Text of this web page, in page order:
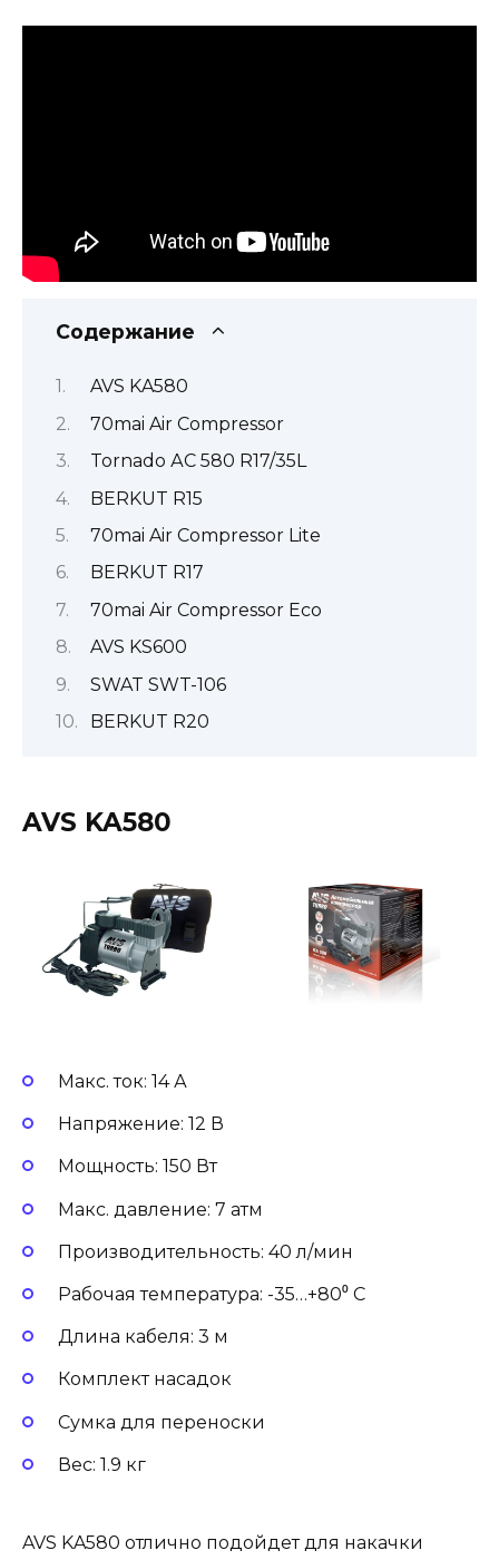
Содержание
AVS KA580
70mai Air Compressor
Tornado АС 580 R17/35L
BERKUT R15
70mai Air Compressor Lite
BERKUT R17
70mai Air Compressor Eco
AVS KS600
SWAT SWT-106
BERKUT R20
AVS KA580
Макс. ток: 14 А
Напряжение: 12 В
Мощность: 150 Вт
Макс. давление: 7 атм
Производительность: 40 л/мин
Рабочая температура: -35…+80⁰ С
Длина кабеля: 3 м
Комплект насадок
Сумка для переноски
Вес: 1.9 кг
AVS KA580 отлично подойдет для накачки